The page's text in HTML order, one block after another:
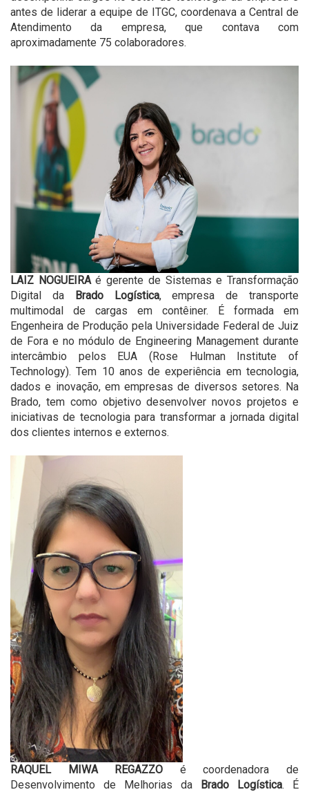
antes de liderar a equipe de ITGC, coordenava a Central de
Atendimento da empresa, que contava com
aproximadamente 75 colaboradores.
LAIZ NOGUEIRAé gerente de Sistemas e Transformação
Digital da
Brado Logística, empresa de transporte
multimodal de cargas em contêiner. É formada em
Engenheira de Produção pela Universidade Federal de Juiz
de Fora e no módulo de Engineering Management durante
intercâmbio pelos EUA (Rose Hulman Institute of
Technology). Tem 10 anos de experiência em tecnologia,
dados e inovação, em empresas de diversos setores. Na
Brado, tem como objetivo desenvolver novos projetos e
iniciativas de tecnologia para transformar a jornada digital
dos clientes internos e externos.
RAQUEL MIWA REGAZZO é coordenadora de
Desenvolvimento de Melhorias da
Brado Logística. É